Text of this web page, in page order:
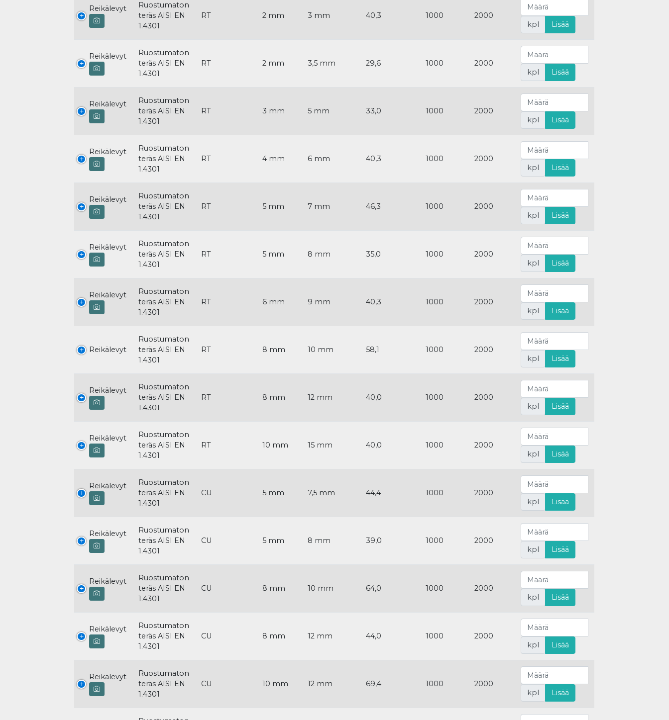
Reikälevyt
Ruostumaton
teräs AISI EN
1.4301
RT 2 mm 3 mm 40,3 1000
2000
kpl
Lisää
Reikälevyt
Ruostumaton
teräs AISI EN
1.4301
RT 2 mm 3,5 mm 29,6 1000
2000
kpl
Lisää
Reikälevyt
Ruostumaton
teräs AISI EN
1.4301
RT 3 mm 5 mm 33,0 1000
2000
kpl
Lisää
Reikälevyt
Ruostumaton
teräs AISI EN
1.4301
RT 4 mm 6 mm 40,3 1000
2000
kpl
Lisää
Reikälevyt
Ruostumaton
teräs AISI EN
1.4301
RT 5 mm 7 mm 46,3 1000
2000
kpl
Lisää
Reikälevyt
Ruostumaton
teräs AISI EN
1.4301
RT 5 mm 8 mm 35,0 1000
2000
kpl
Lisää
Reikälevyt
Ruostumaton
teräs AISI EN
1.4301
RT 6 mm 9 mm 40,3 1000
2000
kpl
Lisää
Reikälevyt
Ruostumaton
teräs AISI EN
1.4301
RT 8 mm 10 mm 58,1 1000
2000
kpl
Lisää
Reikälevyt
Ruostumaton
teräs AISI EN
1.4301
RT 8 mm 12 mm 40,0 1000
2000
kpl
Lisää
Reikälevyt
Ruostumaton
teräs AISI EN
1.4301
RT 10 mm 15 mm 40,0 1000
2000
kpl
Lisää
Reikälevyt
Ruostumaton
teräs AISI EN
1.4301
CU 5 mm 7,5 mm 44,4 1000
2000
kpl
Lisää
Reikälevyt
Ruostumaton
teräs AISI EN
1.4301
CU 5 mm 8 mm 39,0 1000
2000
kpl
Lisää
Reikälevyt
Ruostumaton
teräs AISI EN
1.4301
CU 8 mm 10 mm 64,0 1000
2000
kpl
Lisää
Reikälevyt
Ruostumaton
teräs AISI EN
1.4301
CU 8 mm 12 mm 44,0 1000
2000
kpl
Lisää
Reikälevyt
Ruostumaton
teräs AISI EN
1.4301
CU 10 mm 12 mm 69,4 1000
2000
kpl
Lisää